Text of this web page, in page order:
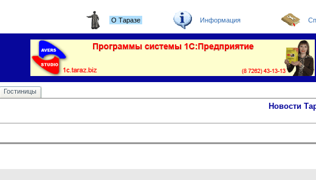
О Таразе Информация
Гостиницы
Новости